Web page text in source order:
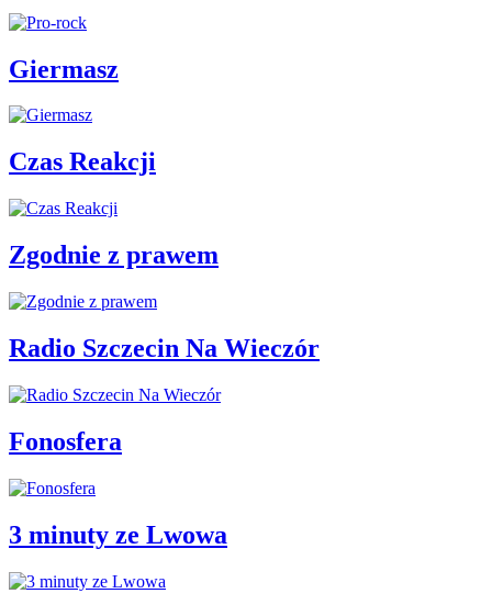
Giermasz
Czas Reakcji
Zgodnie z prawem
Radio Szczecin Na Wieczór
Fonosfera
3 minuty ze Lwowa